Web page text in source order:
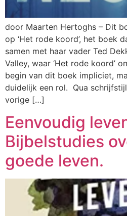
door Maarten Hertoghs – Dit
op ‘Het rode koord’, het boek
samen met haar vader Ted
Valley, waar ‘Het rode koord’
begin van dit boek impliciet,
duidelijk een rol. Qua
vorige […]
Eenvoudig
Bijbelstudies
goede leven.